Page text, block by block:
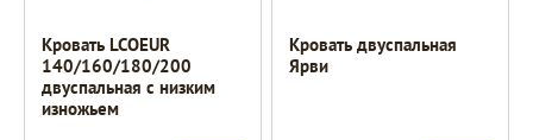
Кровать LCOEUR
140/160/180/200
двуспальная с низким
изножьем
Кровать двуспальная
Ярви